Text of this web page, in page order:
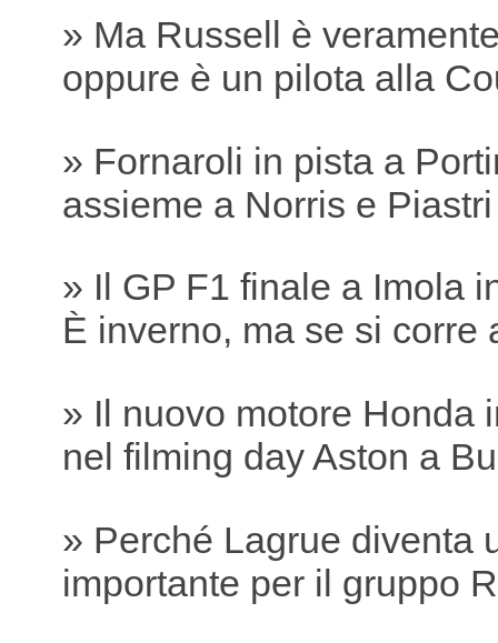
» Ma Russell è
oppure è un pilota alla
» Fornaroli in pista a
assieme a Norris e Piastri
» Il GP F1 finale a Imola
È inverno, ma se si corre
» Il nuovo motore Honda
nel filming day Aston a
» Perché Lagrue diventa
importante per il gruppo